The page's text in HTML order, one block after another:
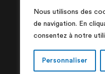
Nous utilisons des
de navigation. En
consentez à notre
Personnaliser